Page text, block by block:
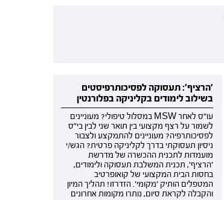
'הרציף': תעסוקה לפסיכותרפיסטים
בשילוב לימודים בקליניקה בפלורנטין
עו"ס לאחר MSW במסלול טיפולי? מעוניינים
לשמור על רצף מקצועי בין תואר שני לבין בי"ס
לפסיכותרפיה? מעוניינים להתמקצע ולצבור
ניסיון תעסוקתי בדרך לקליניקה פרטית? הגש/י
מועמדות לתכנית ההכשרה של מדרשת
'הרציף', תכנית המשלבת תעסוקה ולימודים,
בחסות הבית המקצועי של קואופרטיב
המטפלים הותיק 'מקומי'. הזדרזו! תהליך המיון
והקבלה לקראת סיום, נותרו מקומות אחרונים